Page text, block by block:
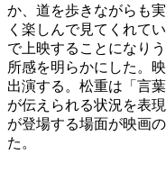
か、道を歩きながらも
く楽しんで見てくれて
で上映することになり
所感を明らかにした。
出演する。松重は「言
が伝えられる状況を表
が登場する場面が映画
た。